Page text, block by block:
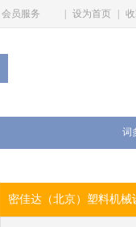
会员服务 设为首页
词
密佳达（北京）塑料机械